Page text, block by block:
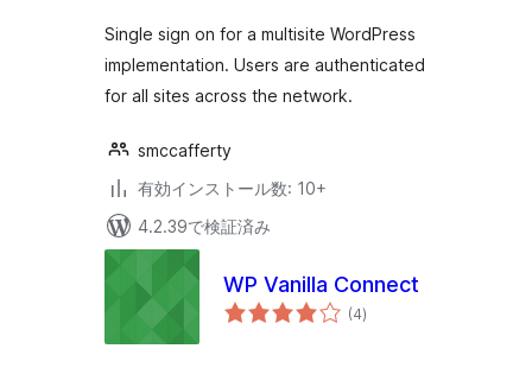
Single sign on for a multisite WordPress
implementation. Users are authenticated
for all sites across the network.
smccafferty
有効インストール数: 10+
4.2.39で検証済み
WP Vanilla Connect
(4個
の)